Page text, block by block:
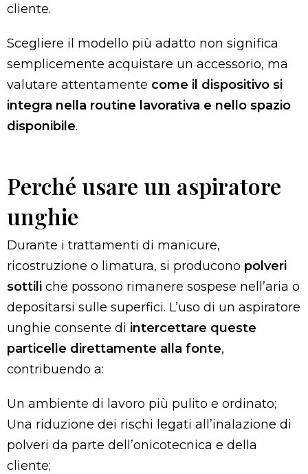
cliente.
Scegliere il modello più adatto non significa
semplicemente acquistare un accessorio, ma
valutare attentamente come il dispositivo si
integra nella routine lavorativa e nello spazio
disponibile.
Perché usare un aspiratore
unghie
Durante i trattamenti di manicure,
ricostruzione o limatura, si producono polveri
sottili che possono rimanere sospese nell’aria o
depositarsi sulle superfici. L’uso di un aspiratore
unghie consente di intercettare queste
particelle direttamente alla fonte,
contribuendo a:
Un ambiente di lavoro più pulito e ordinato;
Una riduzione dei rischi legati all’inalazione di
polveri da parte dell’onicotecnica e della
cliente;